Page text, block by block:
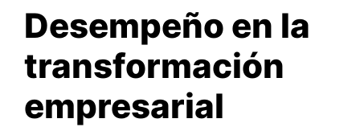
Desempeño en la
transformación
empresarial